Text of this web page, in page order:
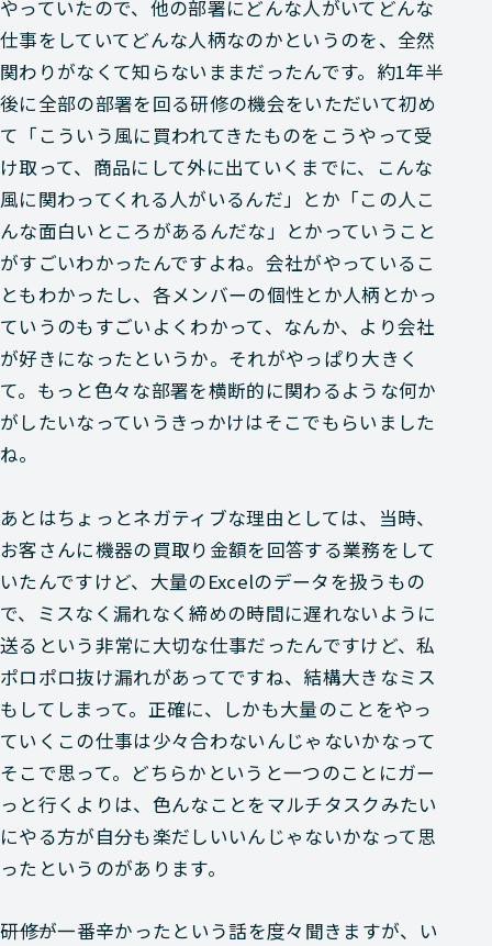
やっていたので、他の部署にどんな人がいてどんな
仕事をしていてどんな人柄なのかというのを、全然
関わりがなくて知らないままだったんです。約1年半
後に全部の部署を回る研修の機会をいただいて初め
て「こういう風に買われてきたものをこうやって受
け取って、商品にして外に出ていくまでに、こんな
風に関わってくれる人がいるんだ」とか「この人こ
んな面白いところがあるんだな」とかっていうこと
がすごいわかったんですよね。会社がやっているこ
ともわかったし、各メンバーの個性とか人柄とかっ
ていうのもすごいよくわかって、なんか、より会社
が好きになったというか。それがやっぱり大きく
て。もっと色々な部署を横断的に関わるような何か
がしたいなっていうきっかけはそこでもらいました
ね。
あとはちょっとネガティブな理由としては、当時、
お客さんに機器の買取り金額を回答する業務をして
いたんですけど、大量のExcelのデータを扱うもの
で、ミスなく漏れなく締めの時間に遅れないように
送るという非常に大切な仕事だったんですけど、私
ポロポロ抜け漏れがあってですね、結構大きなミス
もしてしまって。正確に、しかも大量のことをやっ
ていくこの仕事は少々合わないんじゃないかなって
そこで思って。どちらかというと一つのことにガー
っと行くよりは、色んなことをマルチタスクみたい
にやる方が自分も楽だしいいんじゃないかなって思
ったというのがあります。
―――研修が一番辛かったという話を度々聞きますが、い